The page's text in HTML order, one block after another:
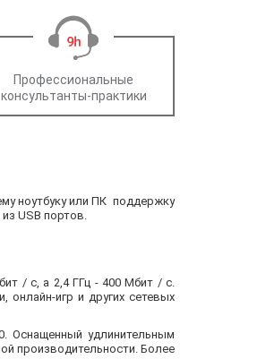
Профессиональные
консультанты-практики
ноутбуку или ПК поддержку
USB портов.
/ с, а 2,4 ГГц - 400 Мбит / с.
онлайн-игр и других сетевых
Оснащенный удлинительным
производительности. Более